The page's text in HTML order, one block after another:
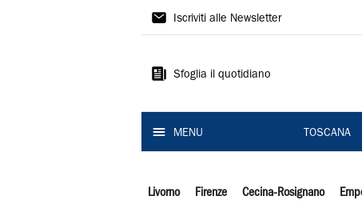
Il
Iscriviti alle Newsletter
Sfoglia il quotidiano
MENU TOSCANA
Livorno Firenze Cecina-Rosignano